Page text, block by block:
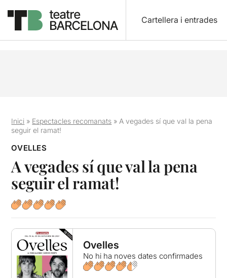
Cartellera i entrades
Inici » Espectacles recomanats » A vegades sí que val la pena
seguir el ramat!
OVELLES
A vegades sí que val la pena
seguir el ramat!
Ovelles
No hi ha noves dates confirmades